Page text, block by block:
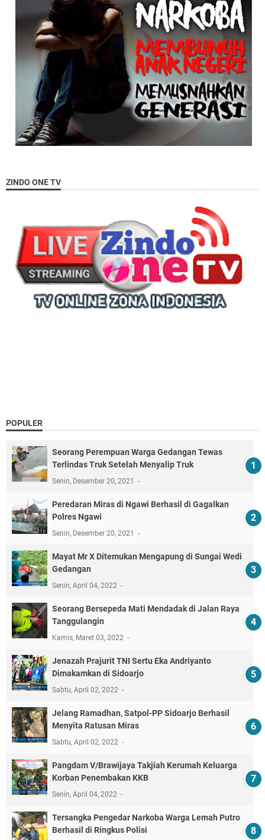
ZINDO ONE TV
POPULER
Seorang Perempuan Warga Gedangan Tewas
Terlindas Truk Setelah Menyalip Truk
Senin, Desember 20, 2021
Peredaran Miras di Ngawi Berhasil di Gagalkan
Polres Ngawi
Senin, Desember 20, 2021
Mayat Mr X Ditemukan Mengapung di Sungai Wedi
Gedangan
Senin, April 04, 2022
Seorang Bersepeda Mati Mendadak di Jalan Raya
Tanggulangin
Kamis, Maret 03, 2022
Jenazah Prajurit TNI Sertu Eka Andriyanto
Dimakamkan di Sidoarjo
Sabtu, April 02, 2022
Jelang Ramadhan, Satpol-PP Sidoarjo Berhasil
Menyita Ratusan Miras
Sabtu, April 02, 2022
Pangdam V/Brawijaya Takjiah Kerumah Keluarga
Korban Penembakan KKB
Senin, April 04, 2022
Tersangka Pengedar Narkoba Warga Lemah Putro
Berhasil di Ringkus Polisi